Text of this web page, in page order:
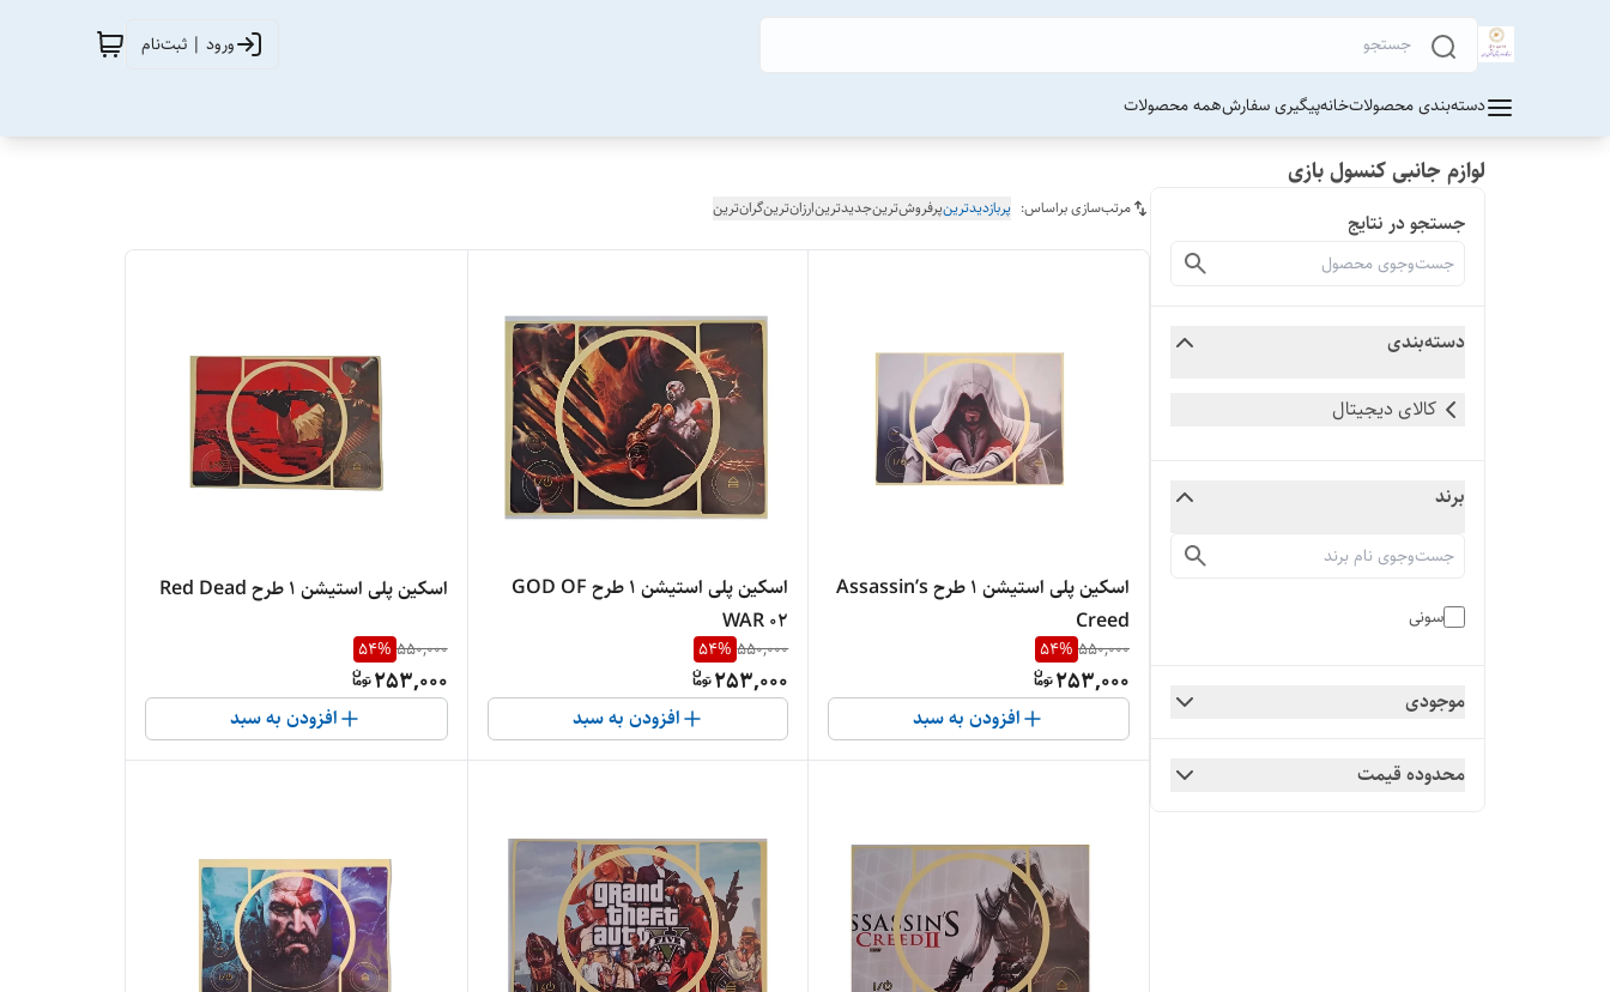
ورود | ثبت‌نام
دسته‌بندی محصولاتخانهپیگیری سفارشهمه محصولات
لوازم جانبی کنسول بازی
جستجو در نتایج
دسته‌بندی
کالای دیجیتال
برند
سونی
موجودی
محدوده قیمت
مرتب‌سازی براساس: پربازدیدترینپرفروش‌ترینجدیدترینارزان‌ترینگران‌ترین
اسکین پلی استیشن 1 طرح Assassin’s
Creed
550,000
54%
253,000
افزودن به سبد
اسکین پلی استیشن 1 طرح GOD OF
WAR 02
550,000
54%
253,000
افزودن به سبد
اسکین پلی استیشن 1 طرح Red Dead
550,000
54%
253,000
افزودن به سبد